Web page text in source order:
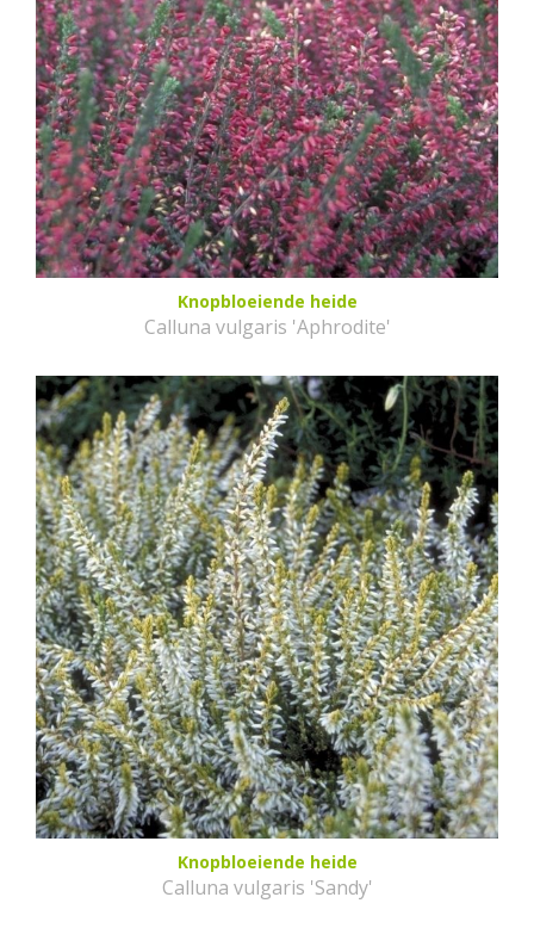
Knopbloeiende heide
Calluna vulgaris 'Aphrodite'
Knopbloeiende heide
Calluna vulgaris 'Sandy'